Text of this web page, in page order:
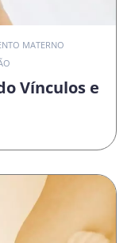
MATERNO
Vínculos e